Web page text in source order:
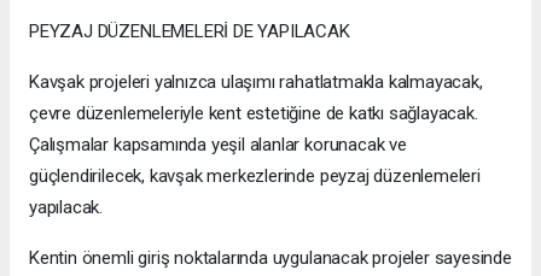
PEYZAJ DÜZENLEMELERİ DE YAPILACAK
Kavşak projeleri yalnızca ulaşımı rahatlatmakla kalmayacak,
çevre düzenlemeleriyle kent estetiğine de katkı sağlayacak.
Çalışmalar kapsamında yeşil alanlar korunacak ve
güçlendirilecek, kavşak merkezlerinde peyzaj düzenlemeleri
yapılacak.
Kentin önemli giriş noktalarında uygulanacak projeler sayesinde